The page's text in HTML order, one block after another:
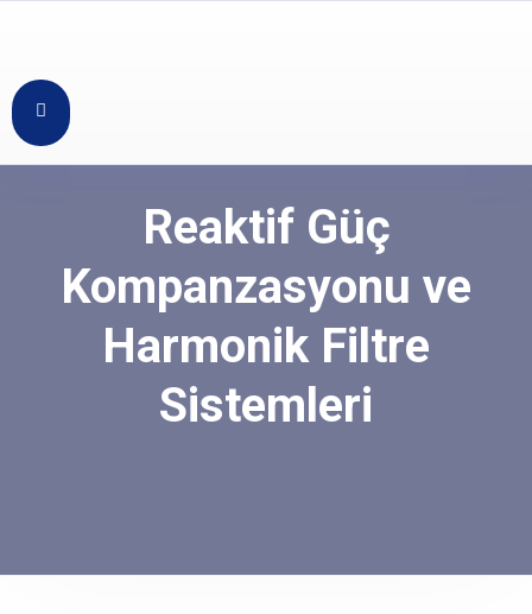
Reaktif Güç
Kompanzasyonu ve
Harmonik Filtre
Sistemleri